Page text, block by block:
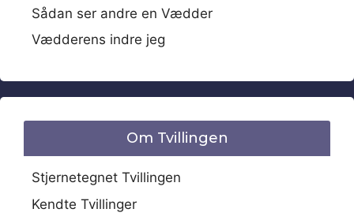
Sådan ser andre en Vædder
Vædderens indre jeg
Om Tvillingen
Stjernetegnet Tvillingen
Kendte Tvillinger